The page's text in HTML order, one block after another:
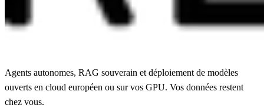
Agents autonomes, RAG souverain et déploiement de modèles
ouverts en cloud européen ou sur vos GPU. Vos données restent
chez vous.